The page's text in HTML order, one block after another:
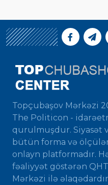
Topçubaşov Mərkəzi
The Politicon -
qurulmuşdur. Siyasət
bütün forma və
onlayn platformadır.
fəaliyyət göstərən
Mərkəzi ilə